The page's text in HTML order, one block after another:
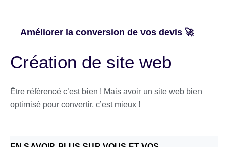
Améliorer la conversion de vos devis 🚀
Création de site web
Être référencé c’est bien ! Mais avoir un site web bien
optimisé pour convertir, c’est mieux !